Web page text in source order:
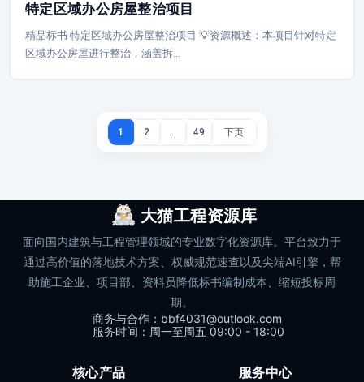
特定区域办公房屋整治项目
精品标书 特定区域办公房屋整治项目 💡资源概述：本项目针对特定
区域办公房屋进行整治，涵盖拆…
1 2 … 49
大猫工程资源库
面向国内建筑与工程管理领域的专业数字化资源库。平台致力于
通过高价值的落地技术方案、权威规范速查以及尖端AI引擎，帮
助施工企业、项目部、资料员降低标书编制成本、缩短投标周
期。
商务与合作：bbf4031@outlook.com
服务时间：周一至周五 09:00 - 18:00
核心产品 服务中心